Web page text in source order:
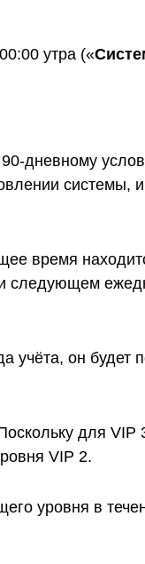
утра («С
дневному
системы, и
время
следующем
учёта, он будет
для VIP
VIP 2.
уровня в